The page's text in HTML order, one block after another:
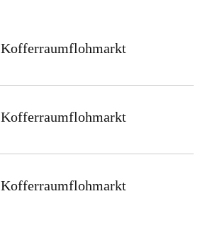
Kofferraumflohmarkt
Kofferraumflohmarkt
Kofferraumflohmarkt